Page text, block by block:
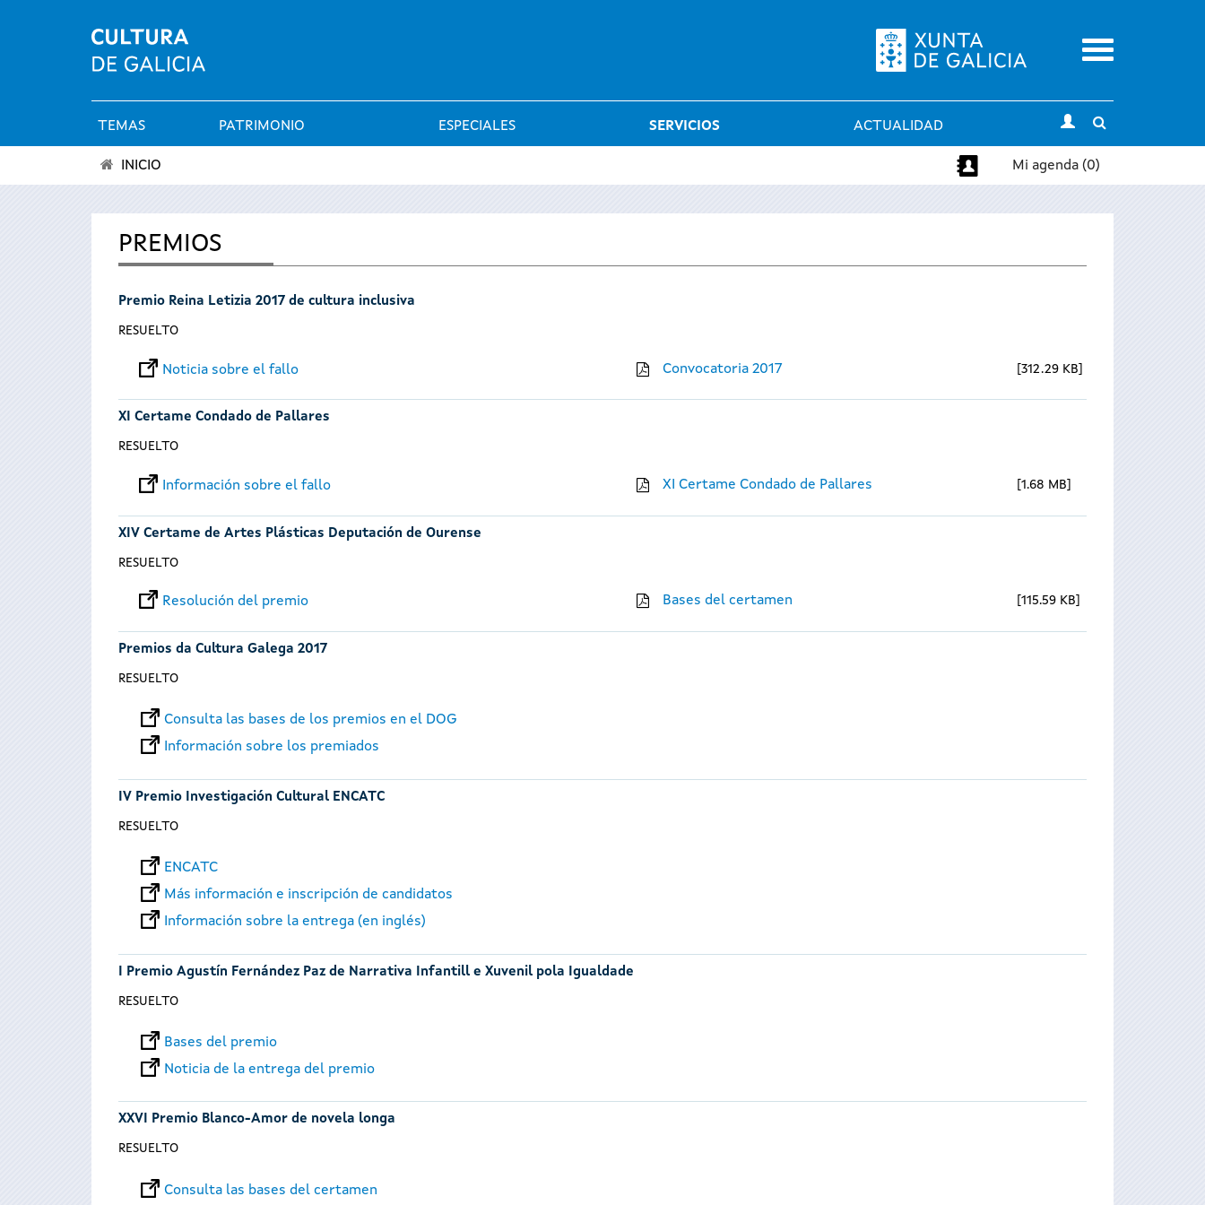
Menu
Menú
principal
TEMAS PATRIMONIO ESPECIALES SERVICIOS ACTUALIDAD
search
encuentra
aquí
INICIO Mi agenda (0)
PREMIOS
Premio Reina Letizia 2017 de cultura inclusiva
RESUELTO
Noticia sobre el fallo Convocatoria 2017 312.29 KB
XI Certame Condado de Pallares
RESUELTO
Información sobre el fallo XI Certame Condado de Pallares 1.68 MB
XIV Certame de Artes Plásticas Deputación de Ourense
RESUELTO
Resolución del premio Bases del certamen 115.59 KB
Premios da Cultura Galega 2017
RESUELTO
Consulta las bases de los premios en el DOG
Información sobre los premiados
IV Premio Investigación Cultural ENCATC
RESUELTO
ENCATC
Más información e inscripción de candidatos
Información sobre la entrega (en inglés)
I Premio Agustín Fernández Paz de Narrativa Infantill e Xuvenil pola Igualdade
RESUELTO
Bases del premio
Noticia de la entrega del premio
XXVI Premio Blanco-Amor de novela longa
RESUELTO
Consulta las bases del certamen